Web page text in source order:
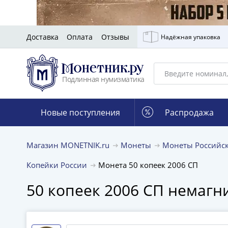
Доставка Оплата Отзывы Надёжная упаковка
Подлинная нумизматика
Новые поступления Распродажа
Магазин MONETNIK.ru Монеты
Монеты
Копейки России
Монета 50 копеек 2006 СП
50 копеек 2006 СП